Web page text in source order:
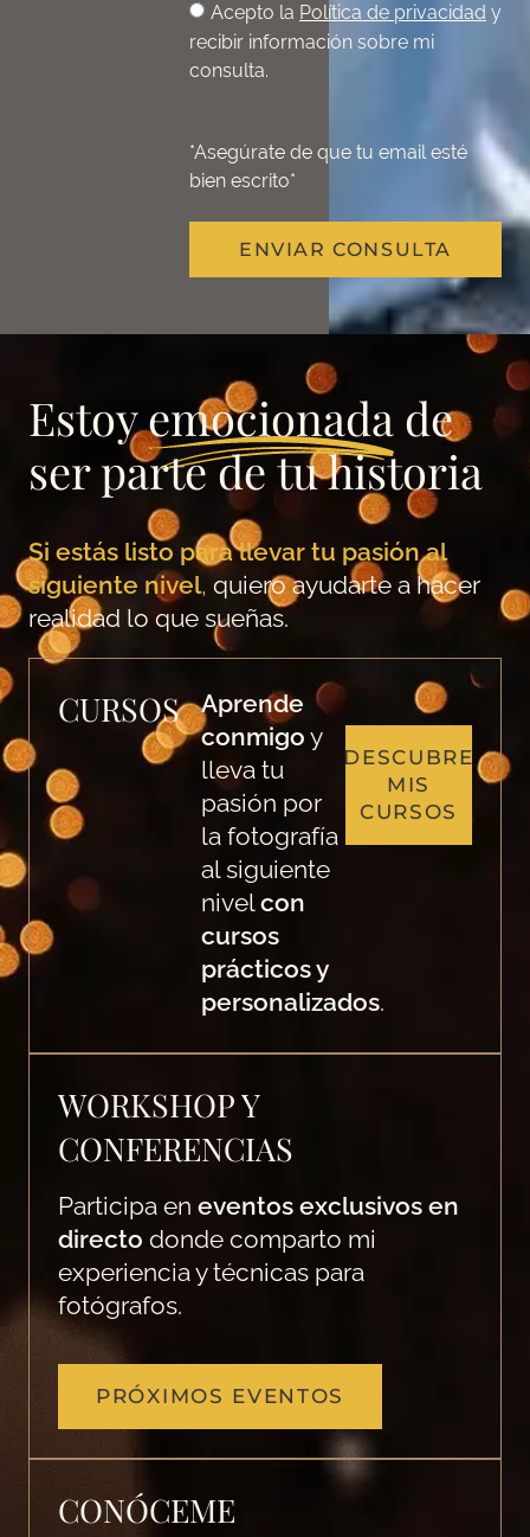
Acepto la Política de privacidad y
recibir información sobre mi
consulta.
*Asegúrate de que tu email esté
bien escrito*
ENVIAR CONSULTA
Estoyemocionadade
ser parte de tu historia
Si estás listo para llevar tu pasión al
siguiente nivel, quiero ayudarte a hacer
realidad lo que sueñas.
CURSOS
Aprende
conmigo y
lleva tu
pasión por
la fotografía
al siguiente
nivelcon
cursos
prácticos y
personalizados.
DESCUBRE
MIS
CURSOS
WORKSHOP Y
CONFERENCIAS
Participa en eventos exclusivos en
directo donde comparto mi
experiencia y técnicas para
fotógrafos.
PRÓXIMOS EVENTOS
CONÓCEME